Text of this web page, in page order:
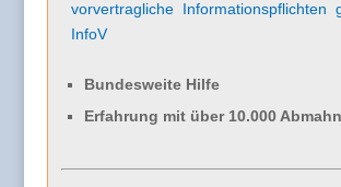
vorvertragliche Informationspflichten
InfoV
Bundesweite Hilfe
Erfahrung mit über 10.000